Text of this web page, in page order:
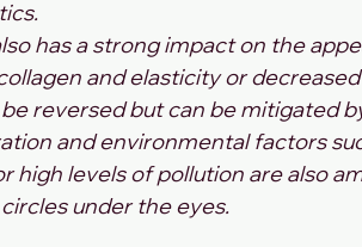
has a strong impact on the
and elasticity or
reversed but can be mitigated
and environmental factors
high levels of pollution are also
under the eyes.